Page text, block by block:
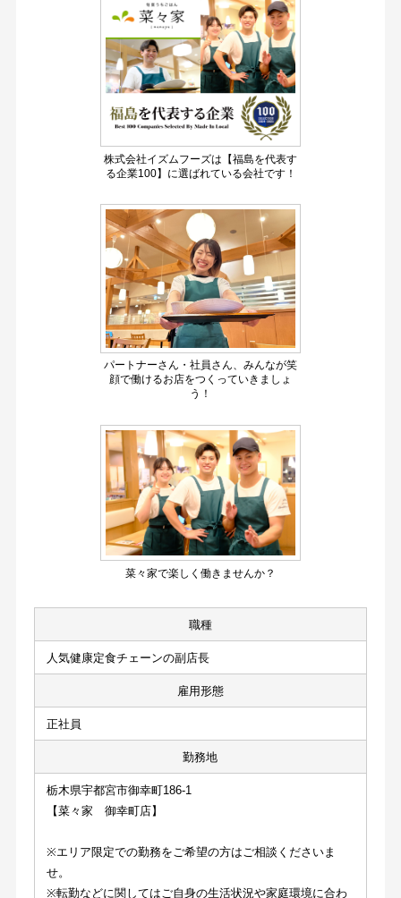
株式会社イズムフーズは【福島を代表す
る企業100】に選ばれている会社です！
パートナーさん・社員さん、みんなが笑
顔で働けるお店をつくっていきましょ
う！
菜々家で楽しく働きませんか？
職種
人気健康定食チェーンの副店長
雇用形態
正社員
勤務地
栃木県宇都宮市御幸町186-1
【菜々家　御幸町店】
※エリア限定での勤務をご希望の方はご相談くださいま
せ。
※転勤などに関してはご自身の生活状況や家庭環境に合わ